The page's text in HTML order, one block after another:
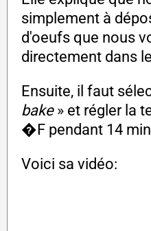
simplement à
d'oeufs que nous
directement dans
Ensuite, il faut
bake» et régler la
�F pendant 14
Voici sa vidéo: